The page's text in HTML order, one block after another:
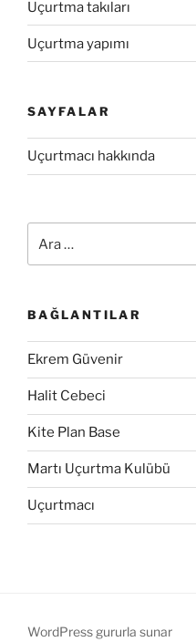
Uçurtma takıları
Uçurtma yapımı
SAYFALAR
Uçurtmacı hakkında
BAĞLANTILAR
Ekrem Güvenir
Halit Cebeci
Kite Plan Base
Martı Uçurtma Kulübü
Uçurtmacı
WordPress gururla sunar